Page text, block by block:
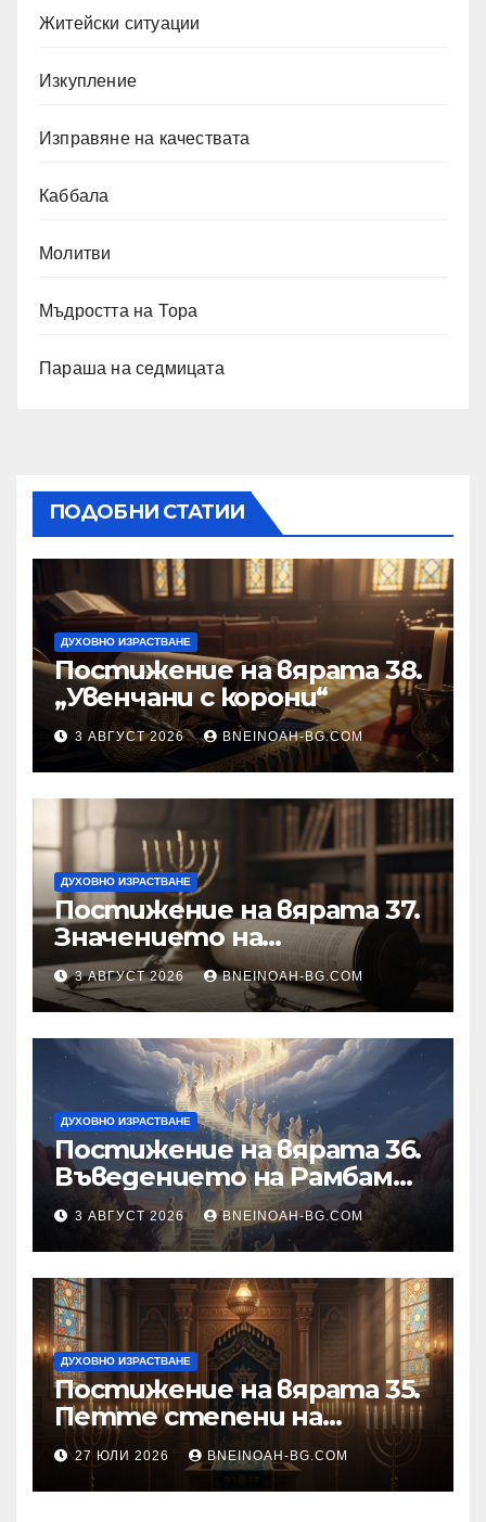
Житейски ситуации
Изкупление
Изправяне на качествата
Каббала
Молитви
Мъдростта на Тора
Параша на седмицата
ПОДОБНИ СТАТИИ
ДУХОВНО ИЗРАСТВАНЕ
Постижение на вярата 38.
„Увенчани с корони“
3 АВГУСТ 2026 BNEINOAH-BG.COM
ДУХОВНО ИЗРАСТВАНЕ
Постижение на вярата 37.
Значението на
познанието за същността
на Бъдещия свят
3 АВГУСТ 2026 BNEINOAH-BG.COM
ДУХОВНО ИЗРАСТВАНЕ
Постижение на вярата 36.
Въведението на Рамбам
към Тринадесетте Основи
3 АВГУСТ 2026 BNEINOAH-BG.COM
ДУХОВНО ИЗРАСТВАНЕ
Постижение на вярата 35.
Петте степени на
разкриване на истината
като основа на вярата
27 ЮЛИ 2026 BNEINOAH-BG.COM